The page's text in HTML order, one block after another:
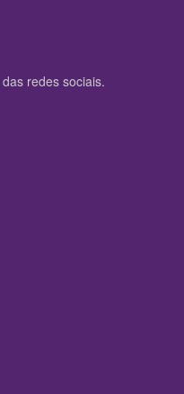
redes sociais.